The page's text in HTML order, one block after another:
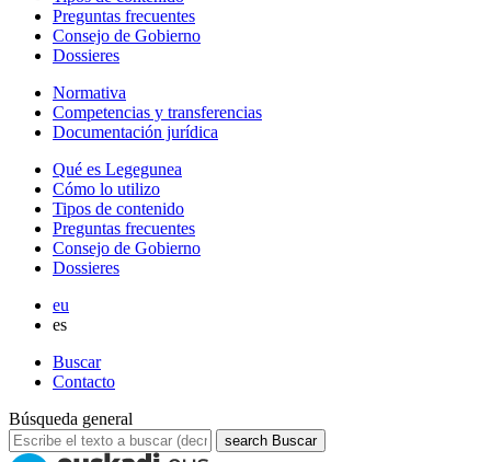
Preguntas frecuentes
Consejo de Gobierno
Dossieres
Normativa
Competencias y transferencias
Documentación jurídica
Qué es Legegunea
Cómo lo utilizo
Tipos de contenido
Preguntas frecuentes
Consejo de Gobierno
Dossieres
eu
es
Buscar
Contacto
Búsqueda general
search Buscar